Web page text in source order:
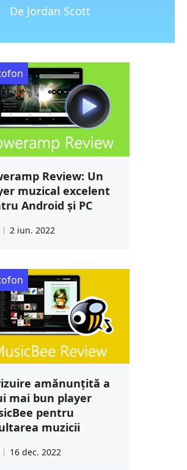
De Jordan Scott
Review: Un
muzical excelent
Android și PC
2 iun. 2022
amănunțită a
mai bun player
pentru
muzicii
16 dec. 2022